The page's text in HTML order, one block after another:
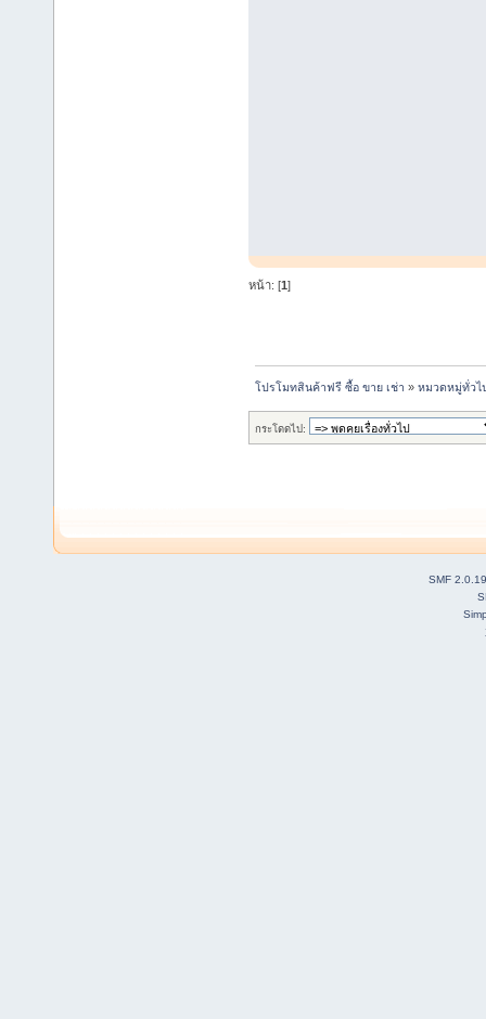
หน้า: [1]
โปรโมทสินค้าฟรี ซื้อ ขาย เช่า »หมวดหมู่ทั่วไ
กระโดดไป:
SMF 2.0.19